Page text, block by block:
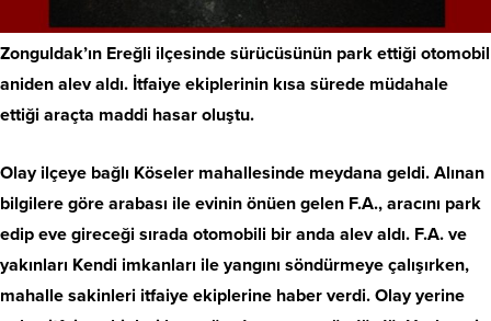
Zonguldak’ın Ereğli ilçesinde sürücüsünün park ettiği otomobil
aniden alev aldı. İtfaiye ekiplerinin kısa sürede müdahale
ettiği araçta maddi hasar oluştu.
Olay ilçeye bağlı Köseler mahallesinde meydana geldi. Alınan
bilgilere göre arabası ile evinin önüen gelen F.A., aracını park
edip eve gireceği sırada otomobili bir anda alev aldı. F.A. ve
yakınları Kendi imkanları ile yangını söndürmeye çalışırken,
mahalle sakinleri itfaiye ekiplerine haber verdi. Olay yerine